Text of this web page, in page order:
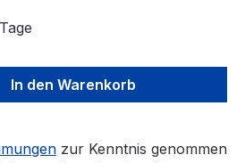
gewünschten Wert
In den Warenkorb
zur Kenntnis genommen